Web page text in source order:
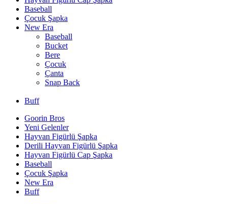
Baseball
Çocuk Şapka
New Era
Baseball
Bucket
Bere
Çocuk
Çanta
Snap Back
Buff
Goorin Bros
Yeni Gelenler
Hayvan Figürlü Şapka
Derili Hayvan Figürlü Şapka
Hayvan Figürlü Cap Şapka
Baseball
Çocuk Şapka
New Era
Buff